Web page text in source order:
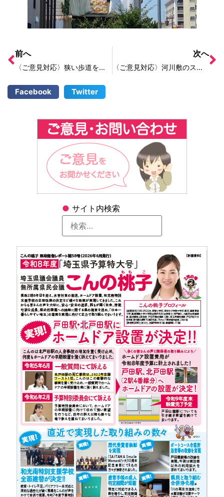
● サイト内検索
前へ
〈ご意見対応〉狭い歩道を広くしてほしい
次へ
〈ご意見対応〉河川敷のスロープに草が生い茂っている
Facebook Twitter